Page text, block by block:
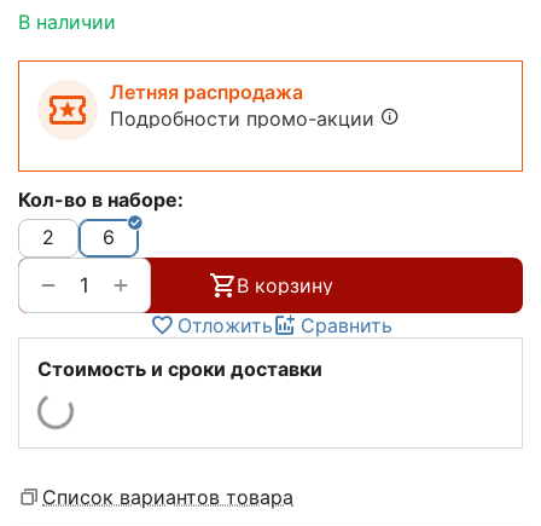
В наличии
Летняя распродажа
Подробности промо-акции
Кол-во в наборе:
2
6
+
−
В корзину
Отложить
Сравнить
Стоимость и сроки доставки
Список вариантов товара